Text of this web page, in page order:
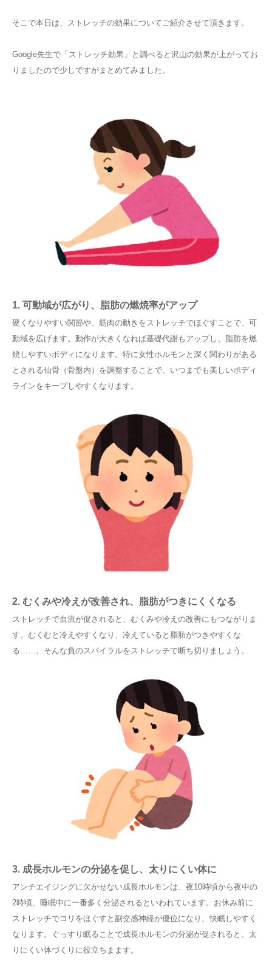
そこで本日は、ストレッチの効果についてご紹介させて頂きます。
Google先生で「ストレッチ効果」と調べると沢山の効果が上がってお
りましたので少しですがまとめてみました。
1. 可動域が広がり、脂肪の燃焼率がアップ
硬くなりやすい関節や、筋肉の動きをストレッチでほぐすことで、可
動域を広げます。動作が大きくなれば基礎代謝もアップし、脂肪を燃
焼しやすいボディになります。特に女性ホルモンと深く関わりがある
とされる仙骨（骨盤内）を調整することで、いつまでも美しいボディ
ラインをキープしやすくなります。
2. むくみや冷えが改善され、脂肪がつきにくくなる
ストレッチで血流が促されると、むくみや冷えの改善にもつながりま
す。むくむと冷えやすくなり、冷えていると脂肪がつきやすくな
る……。そんな負のスパイラルをストレッチで断ち切りましょう。
3. 成長ホルモンの分泌を促し、太りにくい体に
アンチエイジングに欠かせない成長ホルモンは、夜10時頃から夜中の
2時頃、睡眠中に一番多く分泌されるといわれています。お休み前に
ストレッチでコリをほぐすと副交感神経が優位になり、快眠しやすく
なります。ぐっすり眠ることで成長ホルモンの分泌が促されると、太
りにくい体づくりに役立ちまます。